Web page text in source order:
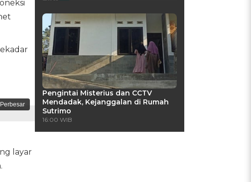
Perbesar
layar
Pengintai Misterius dan CCTV
Mendadak, Kejanggalan di Rumah
Sutrimo
16:00 WIB